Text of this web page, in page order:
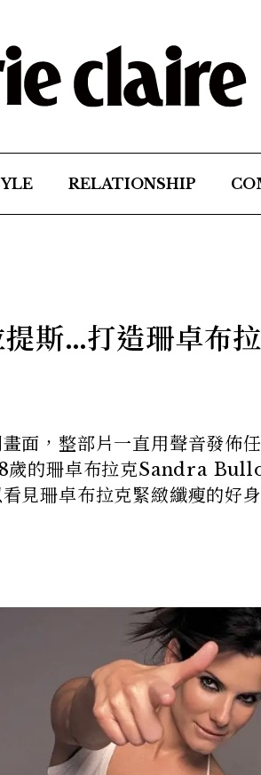
RELATIONSHIP
斯…打造珊卓布
面，整部片一直用聲音發佈
歲的珊卓布拉克Sandra
見珊卓布拉克緊緻纖瘦的好